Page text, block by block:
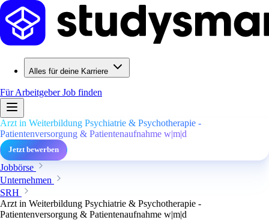
Alles für deine Karriere
Für ArbeitgeberJob finden
Arzt in Weiterbildung Psychiatrie & Psychotherapie -
Patientenversorgung & Patientenaufnahme w|m|d
Jetzt bewerben
Jobbörse
Unternehmen
SRH
Arzt in Weiterbildung Psychiatrie & Psychotherapie -
Patientenversorgung & Patientenaufnahme w|m|d